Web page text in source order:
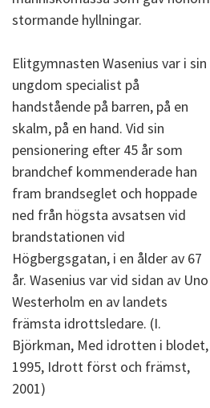
stormande hyllningar.
Elitgymnasten Wasenius var i sin
ungdom specialist på
handstående på barren, på en
skalm, på en hand. Vid sin
pensionering efter 45 år som
brandchef kommenderade han
fram brandseglet och hoppade
ned från högsta avsatsen vid
brandstationen vid
Högbergsgatan, i en ålder av 67
år. Wasenius var vid sidan av Uno
Westerholm en av landets
främsta idrottsledare. (I.
Björkman, Med idrotten i blodet,
1995, Idrott först och främst,
2001)